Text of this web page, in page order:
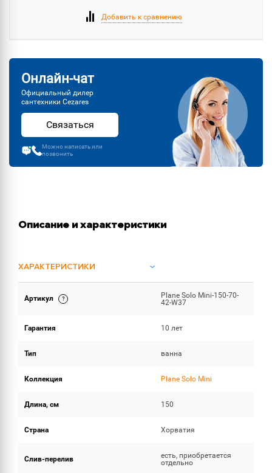
Добавить к сравнению
Онлайн-чат
Официальный дилер
сантехники Cezares
Связаться
Можно написать или
позвонить
Описание и характеристики
ХАРАКТЕРИСТИКИ
ОБЪЕМ ПОСТАВКИ
Артикул
Plane Solo Mini-150-70-
42-W37
Гарантия 10 лет
Тип ванна
Коллекция Plane Solo Mini
Длина, см 150
Страна Хорватия
Слив-перелив
есть, приобретается
отдельно